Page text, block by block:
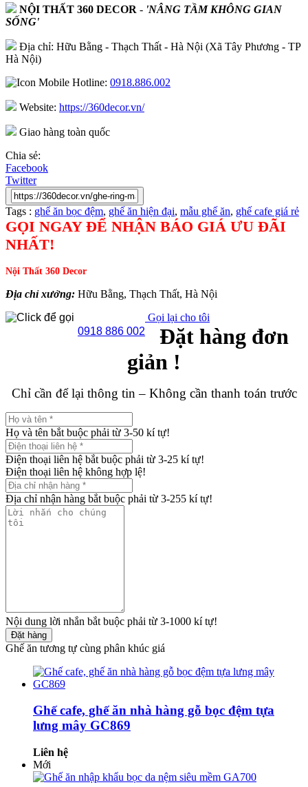
NỘI THẤT 360 DECOR - 'NÂNG TẦM KHÔNG GIAN
SỐNG'
Địa chỉ: Hữu Bằng - Thạch Thất - Hà Nội (Xã Tây Phương - TP
Hà Nội)
Hotline: 0918.886.002
Website: https://360decor.vn/
Giao hàng toàn quốc
Chia sẻ:
Facebook
Twitter
Tags : ghế ăn bọc đệm, ghế ăn hiện đại, mẫu ghế ăn, ghế cafe giá rẻ
GỌI NGAY ĐỂ NHẬN BÁO GIÁ ƯU ĐÃI
NHẤT!
Nội Thất 360 Decor
Địa chỉ xưởng: Hữu Bằng, Thạch Thất, Hà Nội
0918 886 002
Gọi lại cho tôi
Đặt hàng đơn
giản !
Chỉ cần để lại thông tin – Không cần thanh toán trước
Họ và tên bắt buộc phải từ 3-50 kí tự!
Điện thoại liên hệ bắt buộc phải từ 3-25 kí tự!
Điện thoại liên hệ không hợp lệ!
Địa chỉ nhận hàng bắt buộc phải từ 3-255 kí tự!
Nội dung lời nhắn bắt buộc phải từ 3-1000 kí tự!
Đặt hàng
Ghế ăn tương tự cùng phân khúc giá
Ghế cafe, ghế ăn nhà hàng gỗ bọc đệm tựa
lưng mây GC869
Liên hệ
Mới